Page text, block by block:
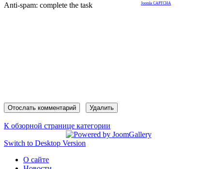
Anti-spam: complete the task Joomla CAPTCHA
К обзорной странице категории
Switch to Desktop Version
О сайте